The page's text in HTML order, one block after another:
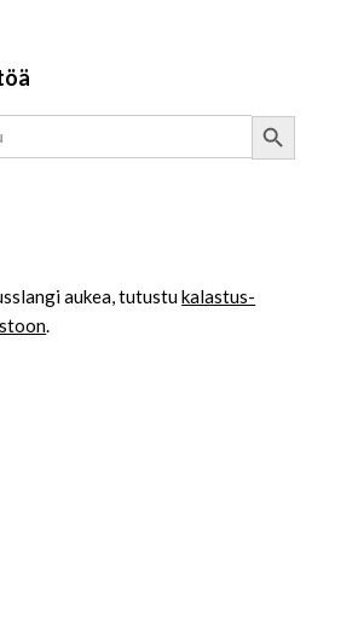
Search Button
aukea, tutustukalastus-
.